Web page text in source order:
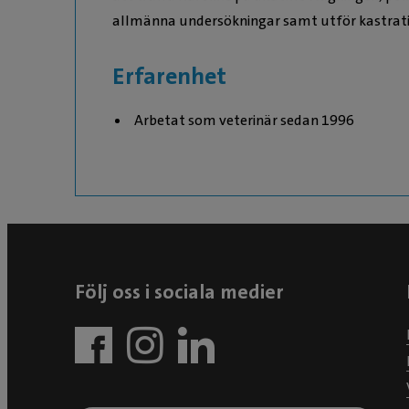
allmänna undersökningar samt utför
Erfarenhet
Arbetat som veterinär sedan 1996
Följ oss i sociala medier